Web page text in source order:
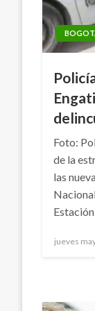
Foto:
de la
las
Publicado
jueves